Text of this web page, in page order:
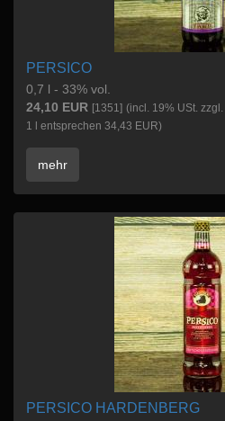
PERSICO
0,7 l - 33% vol.
24,10 EUR [1351] (incl. 19% USt. zzgl.
1 l entsprechen 34,43 EUR)
mehr
PERSICO HARDENBERG